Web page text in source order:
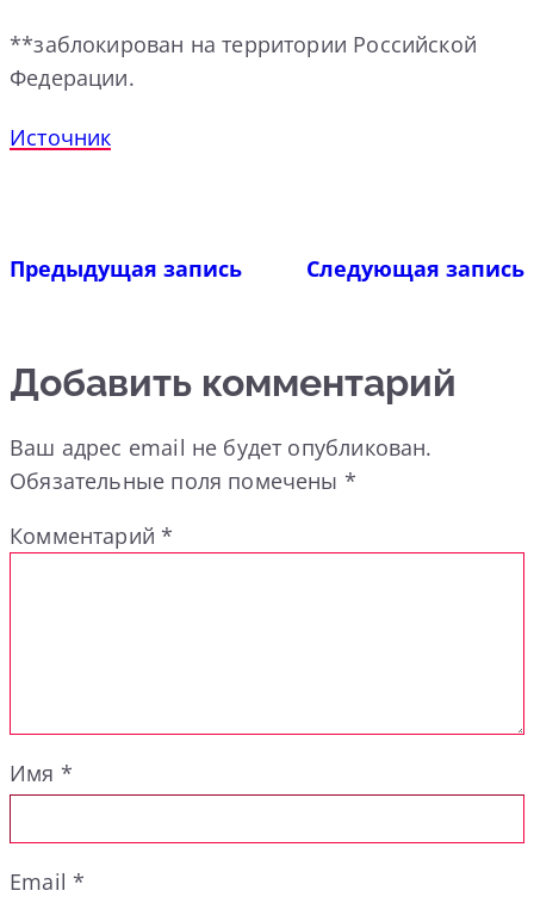
**заблокирован на территории Российской
Федерации.
Источник
Предыдущая запись Следующая запись
Добавить комментарий
Ваш адрес email не будет опубликован.
Обязательные поля помечены *
Комментарий*
Имя *
Email*